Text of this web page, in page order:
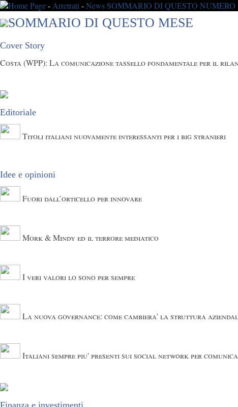
Home Page- Arretrati -NewsSOMMARIO DI QUESTO NUMERO
SOMMARIO DI QUESTO MESE
Cover Story
Costa (WPP): La comunicazione tassello fondamentale per il
Editoriale
Titoli italiani nuovamente interessanti per i big stranieri
Idee e opinioni
Fuori dall’orticello per innovare
Mork & Mindy ed il terrore mediatico
I veri valori lo sono per sempre
La nuova governance: come cambiera' la struttura
Italiani sempre piu' presenti sui social network per
Finanza e investimenti